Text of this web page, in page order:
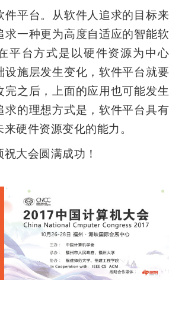
件平台。从软件人追求的目标来
求一种更为高度自适应的智能软
平台方式是以硬件资源为中心
设施层发生变化，软件平台就要
完之后，上面的应用也可能发生
求的理想方式是，软件平台具有
硬件资源变化的能力。
大会圆满成功！